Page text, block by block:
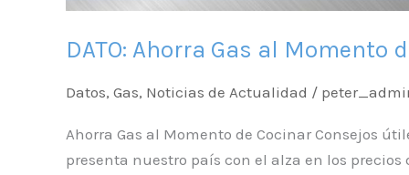
DATO: Ahorra Gas al Momento
Datos, Gas, Noticias de Actualidad /
Ahorra Gas al Momento de Cocinar Consejos
presenta nuestro país con el alza en los